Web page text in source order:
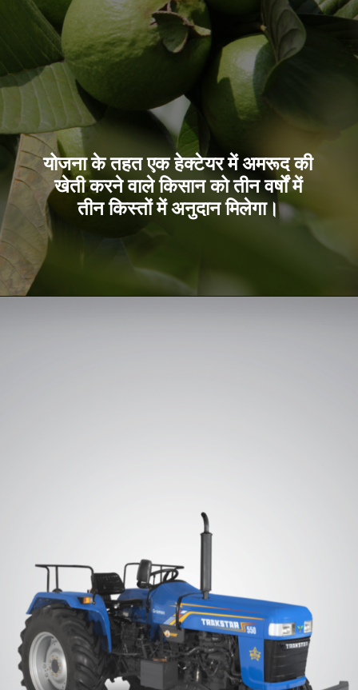
योजना के तहत एक हेक्टेयर में अमरूद की
खेती करने वाले किसान को तीन वर्षों में
तीन किस्तों में अनुदान मिलेगा।